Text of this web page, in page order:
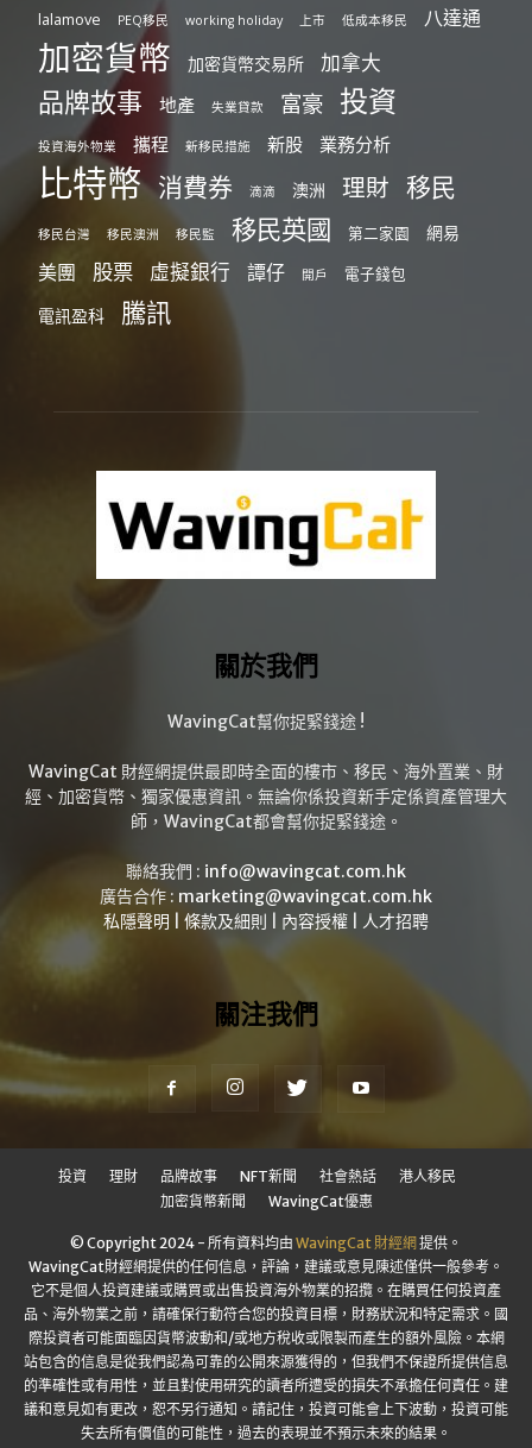
lalamove PEQ移民 working holiday 上市 低成本移民 八達通
加密貨幣 加密貨幣交易所 加拿大
品牌故事 地產 失業貸款 富豪 投資
投資海外物業 攜程 新移民措施 新股 業務分析
比特幣 消費券 滴滴 澳洲 理財 移民
移民台灣 移民澳洲 移民監 移民英國 第二家園 網易
美團 股票 虛擬銀行 譚仔 開戶 電子錢包
電訊盈科 騰訊
關於我們
WavingCat幫你捉緊錢途 !
WavingCat 財經網提供最即時全面的樓市、移民、海外置業、財
經、加密貨幣、獨家優惠資訊。無論你係投資新手定係資產管理大
師，WavingCat都會幫你捉緊錢途。
聯絡我們 : info@wavingcat.com.hk
廣告合作 : marketing@wavingcat.com.hk
私隱聲明
條款及細則 內容授權 人才招聘
關注我們
投資 理財 品牌故事 NFT新聞 社會熱話
港人移民
加密貨幣新聞
WavingCat優惠
© Copyright 2024 - 所有資料均由 WavingCat 財經網提供。
WavingCat財經網提供的任何信息，評論，建議或意見陳述僅供一般參考。
它不是個人投資建議或購買或出售投資海外物業的招攬。在購買任何投資產
品、海外物業之前，請確保行動符合您的投資目標，財務狀況和特定需求。國
際投資者可能面臨因貨幣波動和/或地方稅收或限製而產生的額外風險。本網
站包含的信息是從我們認為可靠的公開來源獲得的，但我們不保證所提供信息
的準確性或有用性，並且對使用研究的讀者所遭受的損失不承擔任何責任。建
議和意見如有更改，恕不另行通知。請記住，投資可能會上下波動，投資可能
失去所有價值的可能性，過去的表現並不預示未來的結果。